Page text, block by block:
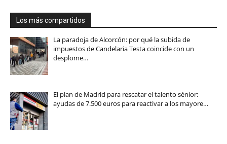
Los más compartidos
La paradoja de Alcorcón: por qué la subida de
impuestos de Candelaria Testa coincide con un
desplome…
El plan de Madrid para rescatar el talento sénior:
ayudas de 7.500 euros para reactivar a los mayore…